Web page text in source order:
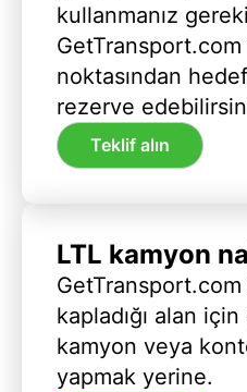
kullanmanız
noktasından
rezerve
Teklif alın
LTL kamyon
kapladığı alan
kamyon veya
yapmak yerine.